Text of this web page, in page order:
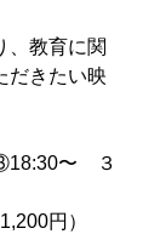
、教育に関
だきたい映
〜　３
円）